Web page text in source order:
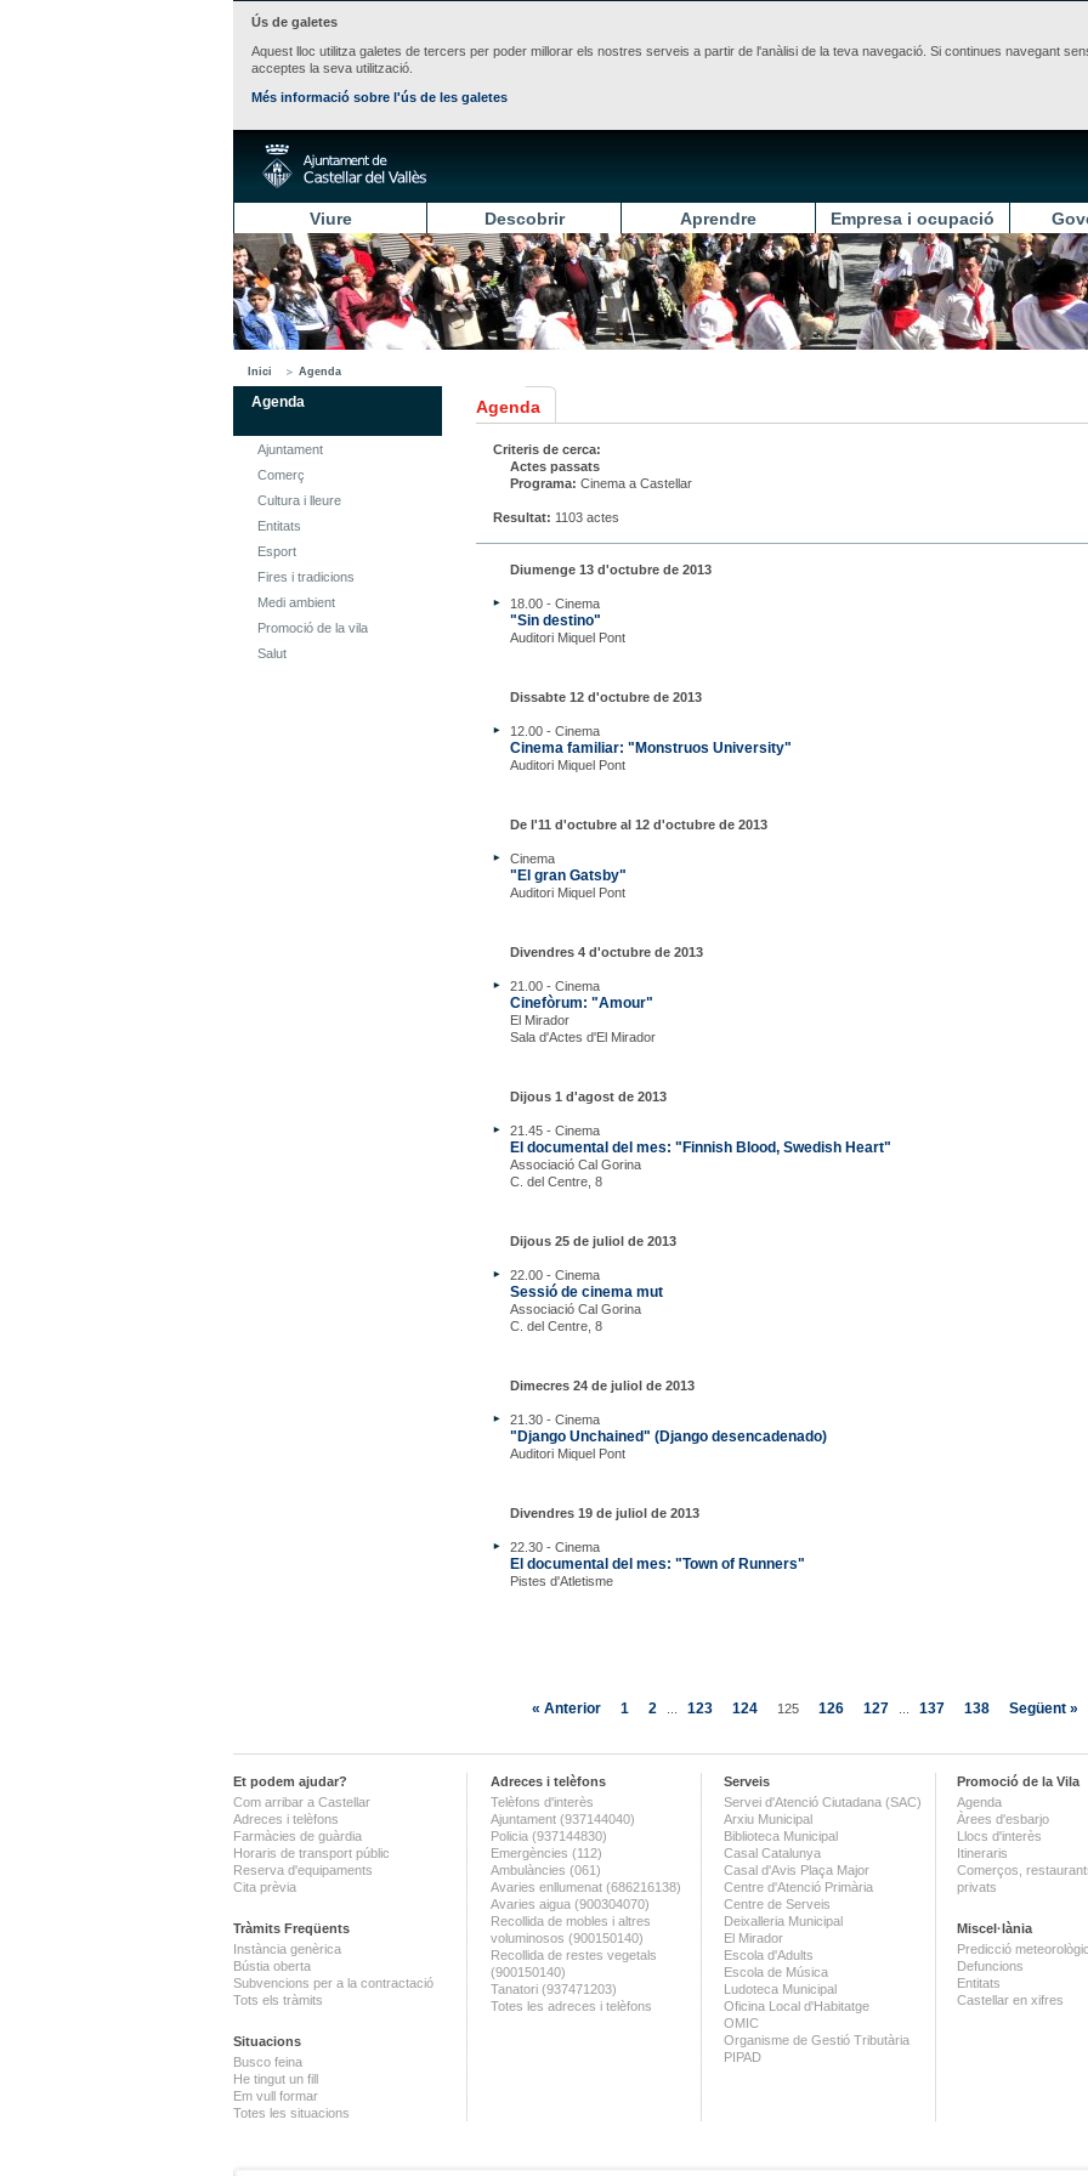
Ús de galetes
Aquest lloc utilitza galetes de tercers per poder millorar els nostres serveis a partir de l'anàlisi de la teva navegació. Si continues navegant
acceptes la seva utilització.
Més informació sobre l'ús de les galetes
Viure Descobrir Aprendre Empresa i ocupació
Inici Agenda
Agenda
Ajuntament
Comerç
Cultura i lleure
Entitats
Esport
Fires i tradicions
Medi ambient
Promoció de la vila
Salut
Agenda
Criteris de cerca:
Actes passats
Programa: Cinema a Castellar
Resultat: 1103 actes
Diumenge 13 d'octubre de 2013
18.00 - Cinema
"Sin destino"
Auditori Miquel Pont
Dissabte 12 d'octubre de 2013
12.00 - Cinema
Cinema familiar: "Monstruos University"
Auditori Miquel Pont
De l'11 d'octubre al 12 d'octubre de 2013
Cinema
"El gran Gatsby"
Auditori Miquel Pont
Divendres 4 d'octubre de 2013
21.00 - Cinema
Cinefòrum: "Amour"
El Mirador
Sala d'Actes d'El Mirador
Dijous 1 d'agost de 2013
21.45 - Cinema
El documental del mes: "Finnish Blood, Swedish Heart"
Associació Cal Gorina
C. del Centre, 8
Dijous 25 de juliol de 2013
22.00 - Cinema
Sessió de cinema mut
Associació Cal Gorina
C. del Centre, 8
Dimecres 24 de juliol de 2013
21.30 - Cinema
"Django Unchained" (Django desencadenado)
Auditori Miquel Pont
Divendres 19 de juliol de 2013
22.30 - Cinema
El documental del mes: "Town of Runners"
Pistes d'Atletisme
« Anterior 1 2 123 124 125 126 127 137 138 Següent »
Et podem ajudar?
Com arribar a Castellar
Adreces i telèfons
Farmàcies de guàrdia
Horaris de transport públic
Reserva d'equipaments
Cita prèvia
Tràmits Freqüents
Instància genèrica
Bústia oberta
Subvencions per a la contractació
Tots els tràmits
Situacions
Busco feina
He tingut un fill
Em vull formar
Totes les situacions
Adreces i telèfons
Telèfons d'interès
Ajuntament (937144040)
Policia (937144830)
Emergències (112)
Ambulàncies (061)
Avaries enllumenat (686216138)
Avaries aigua (900304070)
Recollida de mobles i altres
voluminosos (900150140)
Recollida de restes vegetals
(900150140)
Tanatori (937471203)
Totes les adreces i telèfons
Serveis
Servei d'Atenció Ciutadana (SAC)
Arxiu Municipal
Biblioteca Municipal
Casal Catalunya
Casal d'Avis Plaça Major
Centre d'Atenció Primària
Centre de Serveis
Deixalleria Municipal
El Mirador
Escola d'Adults
Escola de Música
Ludoteca Municipal
Oficina Local d'Habitatge
OMIC
Organisme de Gestió Tributària
PIPAD
Promoció de la Vila
Agenda
Àrees d'esbarjo
Llocs d'interès
Itineraris
Comerços,
privats
Miscel·lània
Predicció
Defuncions
Entitats
Castellar en xifres